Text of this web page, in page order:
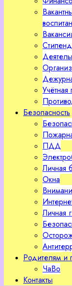
Учётная
Безопасность
ПДД
Личная
Окна
Личная
Родителям и
ЧаВо
Контакты